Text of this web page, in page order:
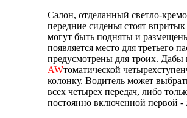
Салон, отделанный светло-
передние сиденья стоят
могут быть подняты и
появляется место для третьего
предусмотрены для троих. Дабы
AWтоматической
колонку. Водитель может
всех четырех передач, либо
постоянно включенной первой